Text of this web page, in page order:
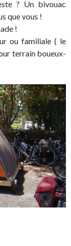
? Un bivouac
que vous !
!
ou familiale ( le
terrain boueux-